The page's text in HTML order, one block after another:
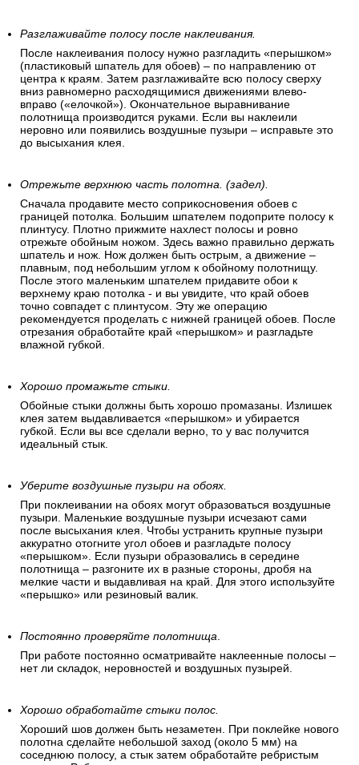
Разглаживайте полосу после наклеивания.
После наклеивания полосу нужно разгладить «перышком»
(пластиковый шпатель для обоев) – по направлению от
центра к краям. Затем разглаживайте всю полосу сверху
вниз равномерно расходящимися движениями влево-
вправо («елочкой»). Окончательное выравнивание
полотнища производится руками. Если вы наклеили
неровно или появились воздушные пузыри – исправьте это
до высыхания клея.
Отрежьте верхнюю часть полотна. (задел).
Сначала продавите место соприкосновения обоев с
границей потолка. Большим шпателем подоприте полосу к
плинтусу. Плотно прижмите нахлест полосы и ровно
отрежьте обойным ножом. Здесь важно правильно держать
шпатель и нож. Нож должен быть острым, а движение –
плавным, под небольшим углом к обойному полотнищу.
После этого маленьким шпателем придавите обои к
верхнему краю потолка - и вы увидите, что край обоев
точно совпадет с плинтусом. Эту же операцию
рекомендуется проделать с нижней границей обоев. После
отрезания обработайте край «перышком» и разгладьте
влажной губкой.
Хорошо промажьте стыки.
Обойные стыки должны быть хорошо промазаны. Излишек
клея затем выдавливается «перышком» и убирается
губкой. Если вы все сделали верно, то у вас получится
идеальный стык.
Уберите воздушные пузыри на обоях.
При поклеивании на обоях могут образоваться воздушные
пузыри. Маленькие воздушные пузыри исчезают сами
после высыхания клея. Чтобы устранить крупные пузыри
аккуратно отогните угол обоев и разгладьте полосу
«перышком». Если пузыри образовались в середине
полотнища – разгоните их в разные стороны, дробя на
мелкие части и выдавливая на край. Для этого используйте
«перышко» или резиновый валик.
Постоянно проверяйте полотнища.
При работе постоянно осматривайте наклеенные полосы –
нет ли складок, неровностей и воздушных пузырей.
Хорошо обработайте стыки полос.
Хороший шов должен быть незаметен. При поклейке нового
полотна сделайте небольшой заход (около 5 мм) на
соседнюю полосу, а стык затем обработайте ребристым